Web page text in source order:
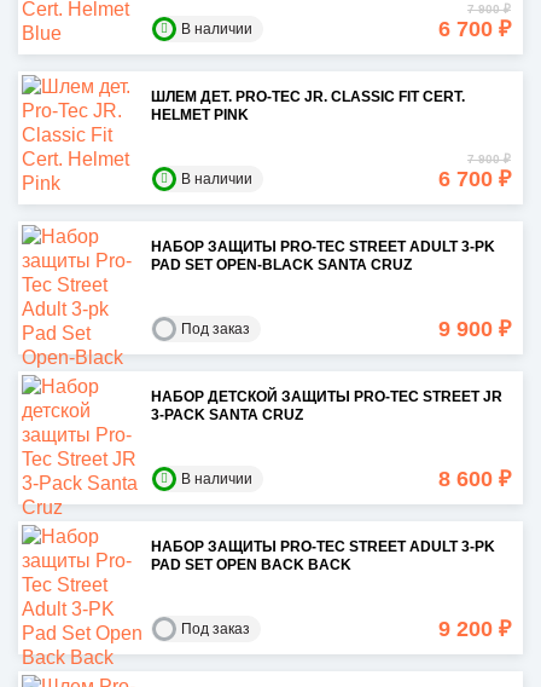
В наличии
7 900 ₽
6 700 ₽
ШЛЕМ ДЕТ. PRO-TEC JR. CLASSIC FIT CERT.
HELMET PINK
В наличии
7 900 ₽
6 700 ₽
НАБОР ЗАЩИТЫ PRO-TEC STREET ADULT 3-PK
PAD SET OPEN-BLACK SANTA CRUZ
Под заказ 9 900 ₽
НАБОР ДЕТСКОЙ ЗАЩИТЫ PRO-TEC STREET JR
3-PACK SANTA CRUZ
В наличии 8 600 ₽
НАБОР ЗАЩИТЫ PRO-TEC STREET ADULT 3-PK
PAD SET OPEN BACK BACK
Под заказ 9 200 ₽